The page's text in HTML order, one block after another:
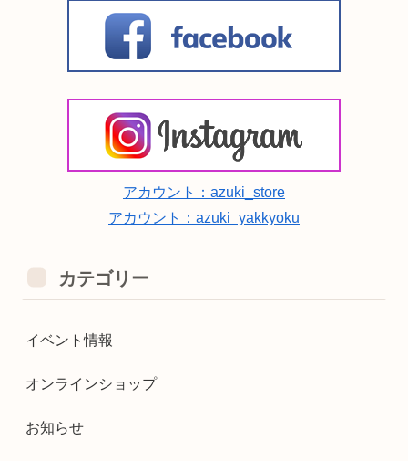
アカウント：azuki_store
アカウント：azuki_yakkyoku
カテゴリー
イベント情報
オンラインショップ
お知らせ